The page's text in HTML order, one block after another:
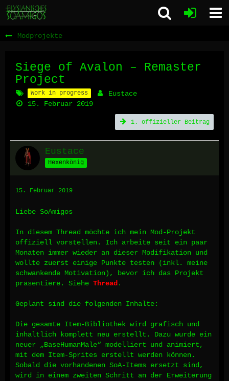
Modprojekte
Siege of Avalon – Remaster
Project
Work in progress
Eustace
15. Februar 2019
1. offizieller Beitrag
Eustace
Hexenkönig
15. Februar 2019
Liebe SoAmigos
In diesem Thread möchte ich mein Mod-Projekt
offiziell vorstellen. Ich arbeite seit ein paar
Monaten immer wieder an dieser Modifikation und
wollte zuerst einige Punkte testen (inkl. meine
schwankende Motivation), bevor ich das Projekt
präsentiere. Siehe Thread .
Geplant sind die folgenden Inhalte:
Die gesamte Item-Bibliothek wird grafisch und
inhaltlich komplett neu erstellt. Dazu wurde ein
neuer „BaseHumanMale“ modelliert und animiert,
mit dem Item-Sprites erstellt werden können.
Sobald die vorhandenen SoA-Items ersetzt sind,
wird in einem zweiten Schritt an der Erweiterung